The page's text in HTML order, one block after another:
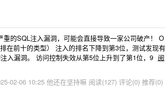
的SQL注入漏洞，可能会直接导致一家公司破产！ O
在前十的类型） 注入的排名下降到第3位，测试发现有
入漏洞。 访问控制失效从第5位上升到了第1位，9 阅
02-06 10:25 他还在坚持嘛 阅读(127) 评论(0) 推荐(0)